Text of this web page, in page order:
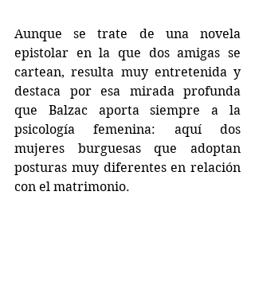
Aunque se trate de una novela
epistolar en la que dos amigas se
cartean, resulta muy entretenida y
destaca por esa mirada profunda
que Balzac aporta siempre a la
psicología femenina: aquí dos
mujeres burguesas que adoptan
posturas muy diferentes en relación
con el matrimonio.